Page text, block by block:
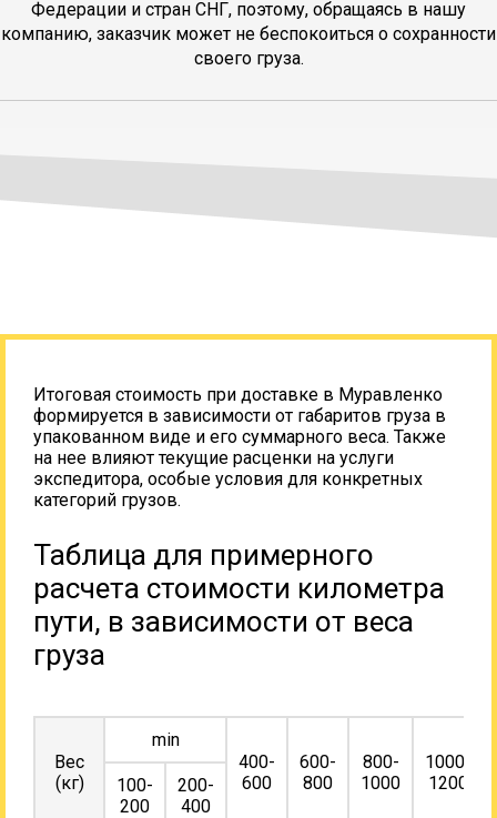
Федерации и стран СНГ, поэтому, обращаясь в нашу
компанию, заказчик может не беспокоиться о сохранности
своего груза.
Итоговая стоимость при доставке в Муравленко
формируется в зависимости от габаритов груза в
упакованном виде и его суммарного веса. Также
на нее влияют текущие расценки на услуги
экспедитора, особые условия для конкретных
категорий грузов.
Таблица для примерного
расчета стоимости километра
пути, в зависимости от веса
груза
Вес
(кг)
min
400-
600
600-
800
800-
1000
1000-
1200
100-
200
200-
400